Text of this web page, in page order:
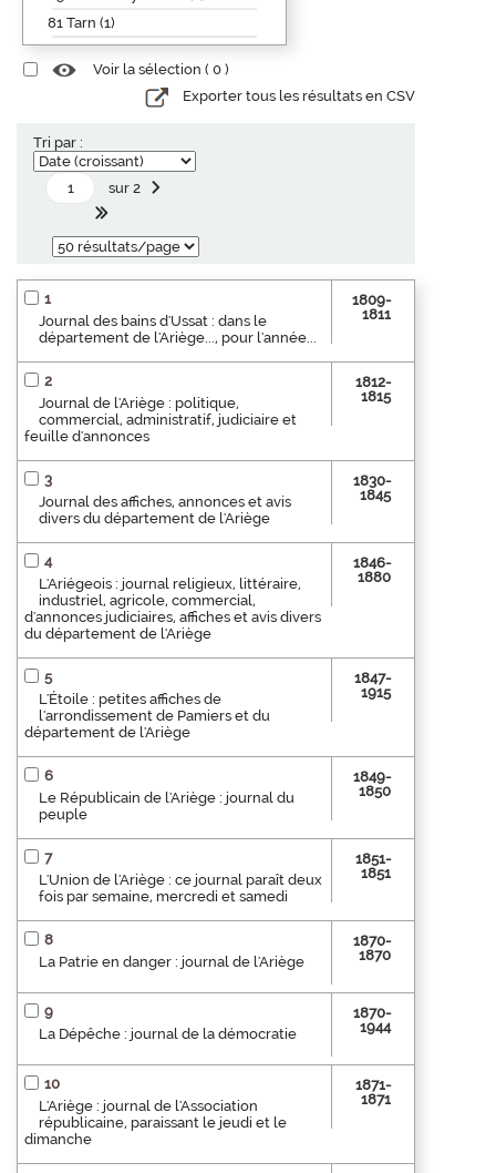
81 Tarn (1)
Voir la sélection ( 0 )
Exporter tous les résultats en CSV
Tri par :
sur 2
1
Journal des bains d'Ussat : dans le
département de l'Ariège..., pour l'année...
1809-
1811
2
Journal de l'Ariège : politique,
commercial, administratif, judiciaire et
feuille d'annonces
1812-
1815
3
Journal des affiches, annonces et avis
divers du département de l'Ariège
1830-
1845
4
L'Ariégeois : journal religieux, littéraire,
industriel, agricole, commercial,
d'annonces judiciaires, affiches et avis divers
du département de l'Ariège
1846-
1880
5
L'Étoile : petites affiches de
l'arrondissement de Pamiers et du
département de l'Ariège
1847-
1915
6
Le Républicain de l'Ariège : journal du
peuple
1849-
1850
7
L'Union de l'Ariège : ce journal paraît deux
fois par semaine, mercredi et samedi
1851-
1851
8
La Patrie en danger : journal de l'Ariège
1870-
1870
9
La Dépêche : journal de la démocratie
1870-
1944
10
L'Ariège : journal de l'Association
républicaine, paraissant le jeudi et le
dimanche
1871-
1871